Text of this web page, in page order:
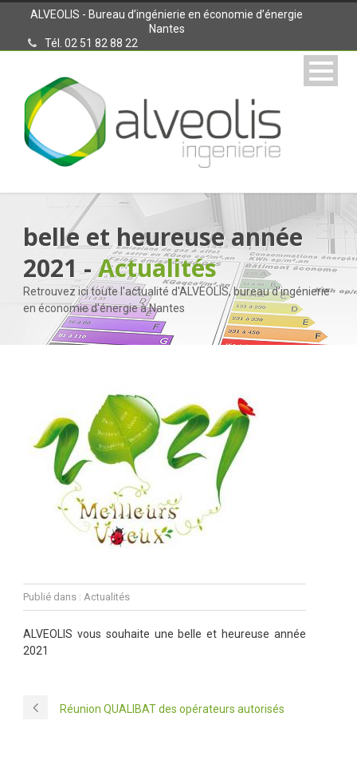
ALVEOLIS - Bureau d’ingénierie en économie d’énergie
Nantes
Tél. 02 51 82 88 22
belle et heureuse année
2021 -Actualités
Retrouvez ici toute l'actualité d'ALVEOLIS, bureau d’ingénierie
en économie d'énergie à Nantes
Publié dans : Actualités
ALVEOLIS vous souhaite une belle et heureuse année
2021
Réunion QUALIBAT des opérateurs autorisés